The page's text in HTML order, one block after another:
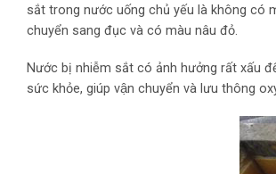
sắt trong nước uống chủ yếu là không có
chuyển sang đục và có màu nâu đỏ.
Nước bị nhiễm sắt có ảnh hưởng rất xấu
sức khỏe, giúp vận chuyển và lưu thông